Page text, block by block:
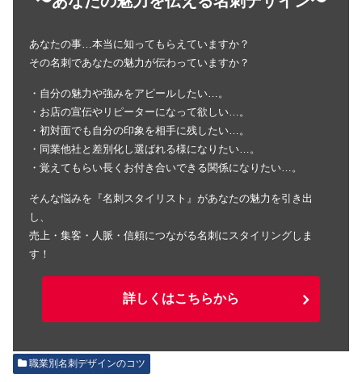
あなたの事…本当に知ってもらえていますか？
その名刺であなたの魅力が伝わっていますか？
・自分の魅力や強みをアピールしたい…。
・お店の宣伝やリピーターになって欲しい…。
・初対面でも自分の印象を相手に残したい…。
・同業他社と差別化し選ばれる様になりたい…。
・覚えてもらい長くお付き合いできる関係になりたい…。
そんな悩みを『名刺スタイリスト』があなたの魅力を引き出
し、
売上・集客・人脈・信頼につながる名刺にスタイリングしま
す！
詳しくはこちらから
職業別名刺デザインのコツ